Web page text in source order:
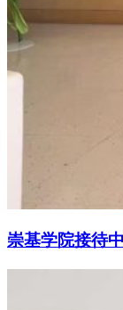
崇基学院接待